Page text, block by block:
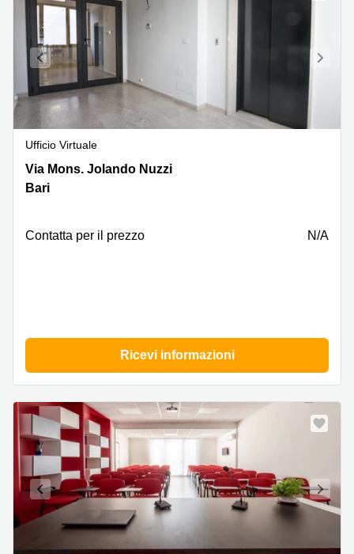
Ufficio Virtuale
Via
Monsignor
,
Via Mons. Jolando Nuzzi
Bari
Сontatta per il prezzo N/A
Ricevi informazioni